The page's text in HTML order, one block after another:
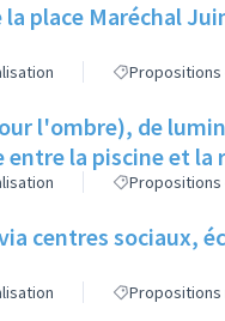
place Maréchal
Propositions
l'ombre), de
entre la piscine et
Propositions
centres sociaux,